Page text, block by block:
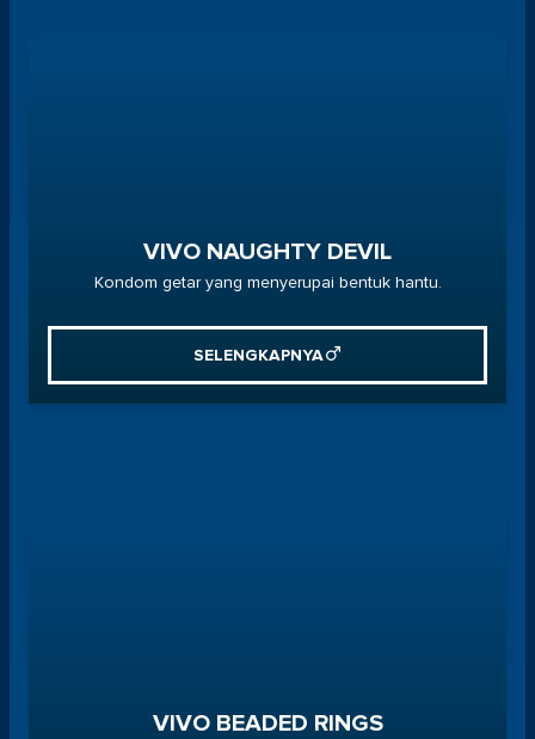
VIVO NAUGHTY DEVIL
Kondom getar yang menyerupai bentuk hantu.
SELENGKAPNYA
VIVO BEADED RINGS